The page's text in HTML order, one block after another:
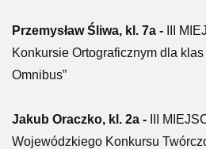
Przemysław Śliwa, kl. 7a -
III
Konkursie Ortograficznym dla klas
Omnibus”
Jakub Oraczko, kl. 2a -
III
Wojewódzkiego Konkursu